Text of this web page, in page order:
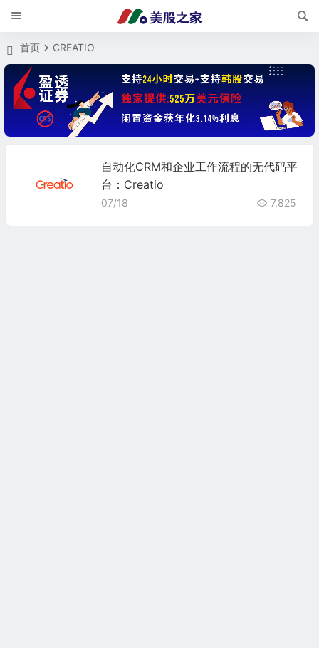
首页 CREATIO
自动化CRM和企业工作流程的无代码平
台：Creatio
07/18 7,825